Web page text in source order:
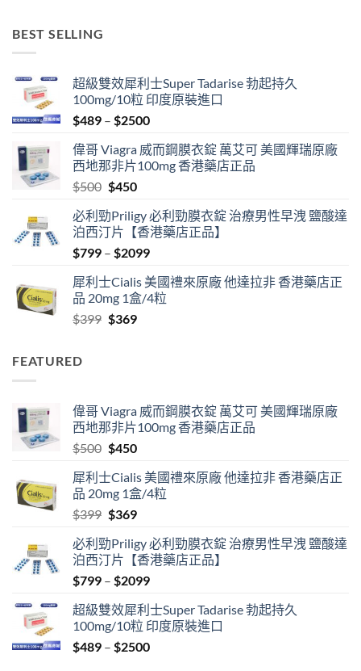
BEST SELLING
超級雙效犀利士Super Tadarise 勃起持久
100mg/10粒 印度原裝進口
$489 – $2500Price
$489
through
偉哥 Viagra 威而鋼膜衣錠 萬艾可 美國輝瑞原廠
西地那非片100mg 香港藥店正品
$500 Original
was:
$500.
$450Current
is:
$450.
必利勁Priligy 必利勁膜衣錠 治療男性早洩 鹽酸達
泊西汀片【香港藥店正品】
$799 – $2099Price
$799
through
犀利士Cialis 美國禮來原廠 他達拉非 香港藥店正
品 20mg 1盒/4粒
$399 Original
$369Current
FEATURED
偉哥 Viagra 威而鋼膜衣錠 萬艾可 美國輝瑞原廠
西地那非片100mg 香港藥店正品
$500 Original
was:
$500.
$450Current
is:
$450.
犀利士Cialis 美國禮來原廠 他達拉非 香港藥店正
品 20mg 1盒/4粒
$399 Original
was:
$399.
$369Current
is:
$369.
必利勁Priligy 必利勁膜衣錠 治療男性早洩 鹽酸達
泊西汀片【香港藥店正品】
$799 – $2099Price
$799
through
$2099
超級雙效犀利士Super Tadarise 勃起持久
100mg/10粒 印度原裝進口
$489 – $2500Price